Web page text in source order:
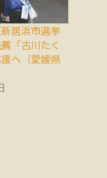
居浜市選挙
「古川たく
へ（愛媛県